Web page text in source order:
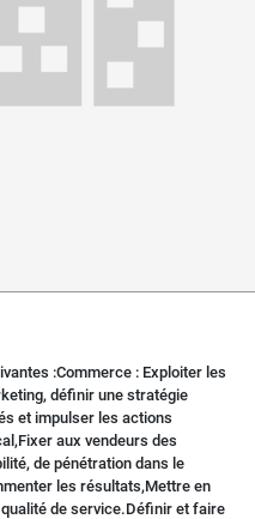
:Commerce : Exploiter les
définir une stratégie
et impulser les actions
aux vendeurs des
de pénétration dans le
les résultats,Mettre en
de service.Définir et faire